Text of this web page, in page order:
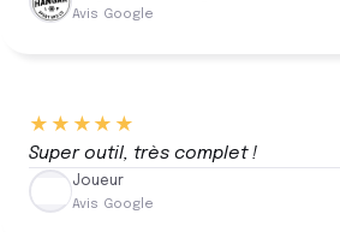
Avis Google
★★★★★
Super outil, très complet !
Joueur
Avis Google